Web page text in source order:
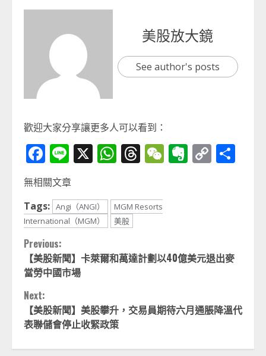
美股放大鏡
See author's posts
歡迎大家分享讓更多人可以看到：
Facebook
Line
X WhatsApp
Threads
WeChat
Evernote
Copy
無相關文章
Tags: Angi（ANGI）
MGM Resorts
International（MGM）
美股
Continue
Reading
Previous:
【美股新聞】卡萊爾和萬達計劃以40億美元退出麥
當勞中國市場
Next:
【美股新聞】美股攀升，交易員期待六月通脹降溫代
表聯儲會停止收緊政策